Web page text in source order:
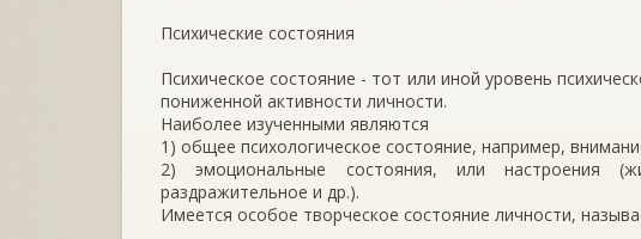
Психические состояния
Психическое состояние - тот или иной уровень
пониженной активности личности.
Наиболее изученными являются
1) общее психологическое состояние, например,
2) эмоциональные состояния, или настроения
раздражительное и др.).
Имеется особое творческое состояние личности,